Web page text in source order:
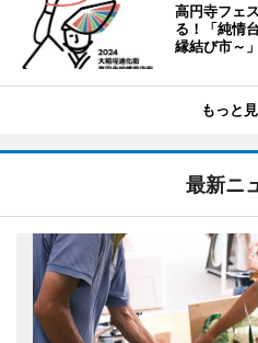
高円寺フェ
る！「純情
縁結び市～」
もっと
最新ニ